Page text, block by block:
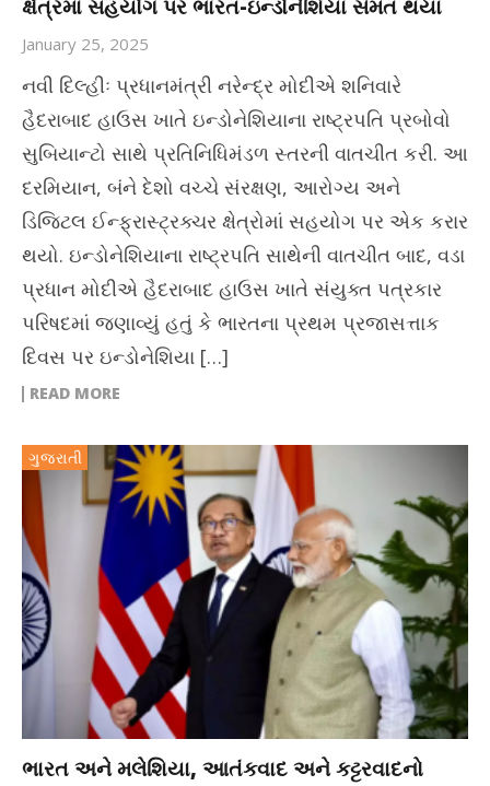
ક્ષેત્રમાં સહયોગ પર ભારત-ઇન્ડોનેશિયા સંમત થયા
January 25, 2025
નવી દિલ્હીઃ પ્રધાનમંત્રી નરેન્દ્ર મોદીએ શનિવારે
હૈદરાબાદ હાઉસ ખાતે ઇન્ડોનેશિયાના રાષ્ટ્રપતિ પ્રબોવો
સુબિયાન્ટો સાથે પ્રતિનિધિમંડળ સ્તરની વાતચીત કરી. આ
દરમિયાન, બંને દેશો વચ્ચે સંરક્ષણ, આરોગ્ય અને
ડિજિટલ ઈન્ફ્રાસ્ટ્રક્ચર ક્ષેત્રોમાં સહયોગ પર એક કરાર
થયો. ઇન્ડોનેશિયાના રાષ્ટ્રપતિ સાથેની વાતચીત બાદ, વડા
પ્રધાન મોદીએ હૈદરાબાદ હાઉસ ખાતે સંયુક્ત પત્રકાર
પરિષદમાં જણાવ્યું હતું કે ભારતના પ્રથમ પ્રજાસત્તાક
દિવસ પર ઇન્ડોનેશિયા […]
READ MORE
ગુજરાતી
ભારત અને મલેશિયા, આતંકવાદ અને કટ્ટરવાદનો